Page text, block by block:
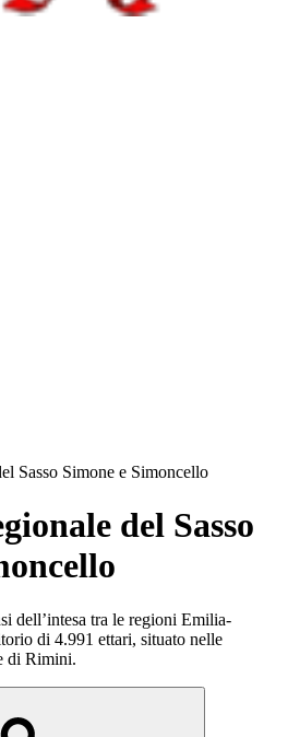
Sasso Simone e Simoncello
del Sasso
dell’intesa tra le regioni Emilia-
di 4.991 ettari, situato nelle
di Rimini.